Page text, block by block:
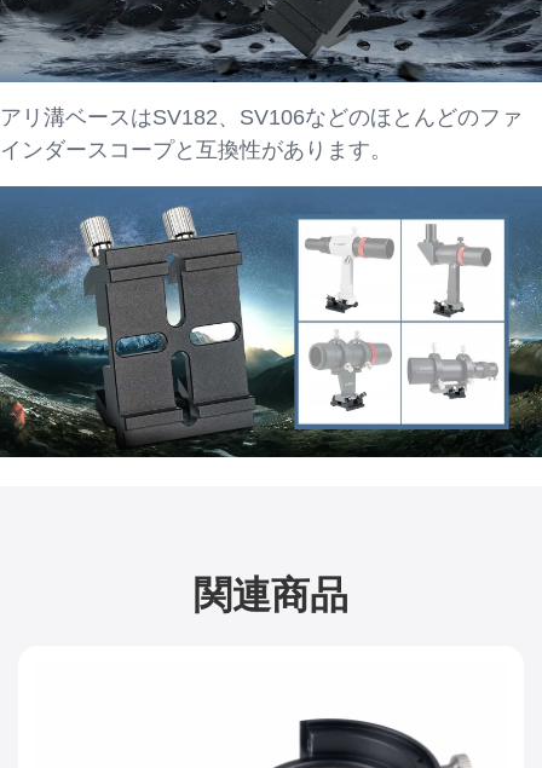
アリ溝ベースはSV182、SV106などのほとんどのファ
インダースコープと互換性があります。
関連商品